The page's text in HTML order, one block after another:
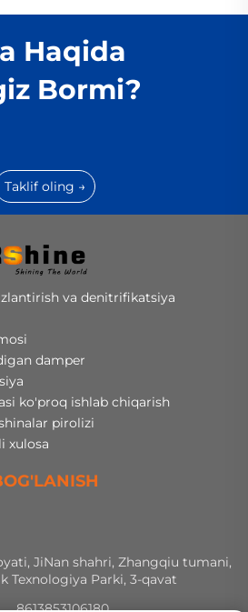
Haqida
Bormi?
Taklif oling →
va denitrifikatsiya
damper
ko'proq ishlab chiqarish
pirolizi
xulosa
JiNan shahri, Zhangqiu tumani,
Texnologiya Parki, 3-qavat
8613853106180